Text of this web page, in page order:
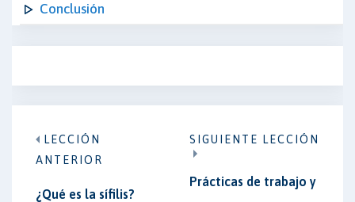
Conclusión
LECCIÓN
ANTERIOR
¿Qué es la sífilis?
SIGUIENTE LECCIÓN
Prácticas de trabajo y